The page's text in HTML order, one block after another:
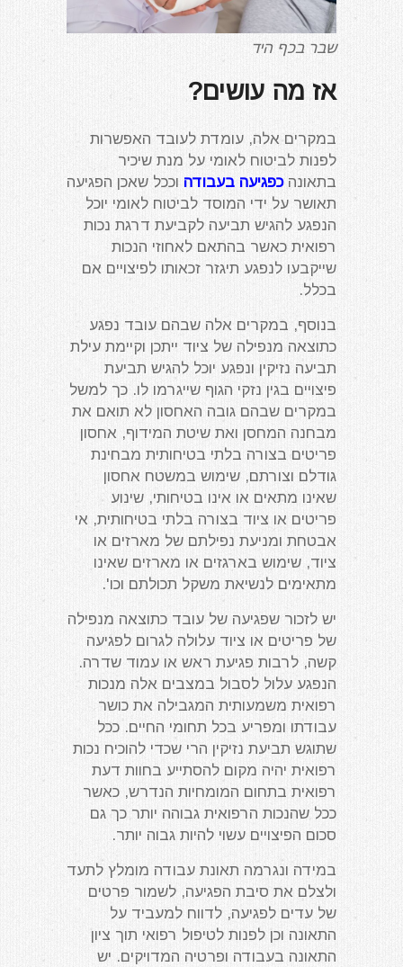
שבר בכף היד
אז מה עושים?
במקרים אלה, עומדת לעובד האפשרות
לפנות לביטוח לאומי על מנת שיכיר
בתאונהכפגיעה בעבודה וככל שאכן הפגיעה
תאושר על ידי המוסד לביטוח לאומי יוכל
הנפגע להגיש תביעה לקביעת דרגת נכות
רפואית כאשר בהתאם לאחוזי הנכות
שייקבעו לנפגע תיגזר זכאותו לפיצויים אם
בכלל.
בנוסף, במקרים אלה שבהם עובד נפגע
כתוצאה מנפילה של ציוד ייתכן וקיימת עילת
תביעה נזיקין ונפגע יוכל להגיש תביעת
פיצויים בגין נזקי הגוף שייגרמו לו. כך למשל
במקרים שבהם גובה האחסון לא תואם את
מבחנה המחסן ואת שיטת המידוף, אחסון
פריטים בצורה בלתי בטיחותית מבחינת
גודלם וצורתם, שימוש במשטח אחסון
שאינו מתאים או אינו בטיחותי, שינוע
פריטים או ציוד בצורה בלתי בטיחותית, אי
אבטחת ומניעת נפילתם של מארזים או
ציוד, שימוש בארגזים או מארזים שאינו
מתאימים לנשיאת משקל תכולתם וכו'.
יש לזכור שפגיעה של עובד כתוצאה מנפילה
של פריטים או ציוד עלולה לגרום לפגיעה
קשה, לרבות פגיעת ראש או עמוד שדרה.
הנפגע עלול לסבול במצבים אלה מנכות
רפואית משמעותית המגבילה את כושר
עבודתו ומפריע בכל תחומי החיים. ככל
שתוגש תביעת נזיקין הרי שכדי להוכיח נכות
רפואית יהיה מקום להסתייע בחוות דעת
רפואית בתחום המומחיות הנדרש, כאשר
ככל שהנכות הרפואית גבוהה יותר כך גם
סכום הפיצויים עשוי להיות גבוה יותר.
במידה ונגרמה תאונת עבודה מומלץ לתעד
ולצלם את סיבת הפגיעה, לשמור פרטים
של עדים לפגיעה, לדווח למעביד על
התאונה וכן לפנות לטיפול רפואי תוך ציון
התאונה בעבודה ופרטיה המדויקים. יש